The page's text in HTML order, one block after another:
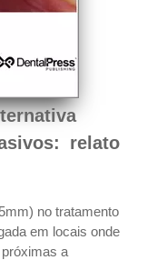
relato
no tratamento
em locais onde
a